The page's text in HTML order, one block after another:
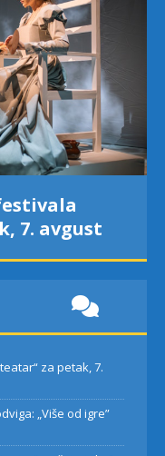
7. avgust
za petak, 7.
„Više od igre”